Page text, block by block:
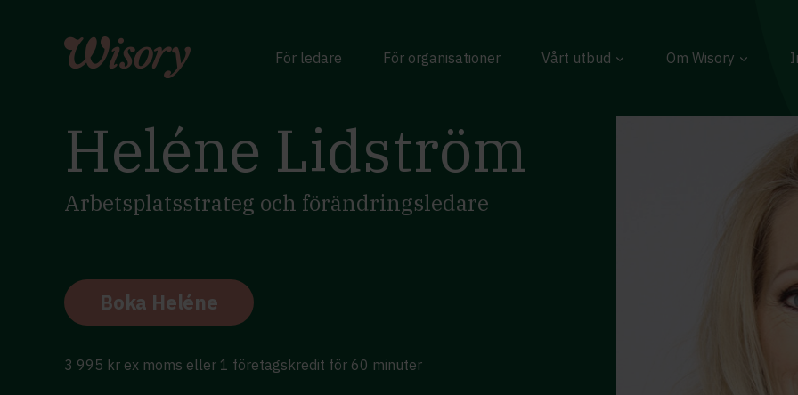
För ledare För organisationer Vårt utbud Om Wisory
Heléne Lidström
Arbetsplatsstrateg och förändringsledare
Boka Heléne
3 995 kr ex moms eller 1 företagskredit för 60 minuter